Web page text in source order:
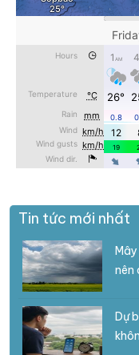
Tin tức mới nhất
nên
Dự